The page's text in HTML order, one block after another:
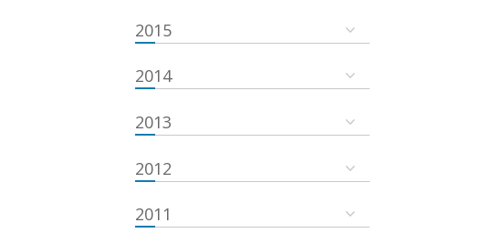
2015
2014
2013
2012
2011